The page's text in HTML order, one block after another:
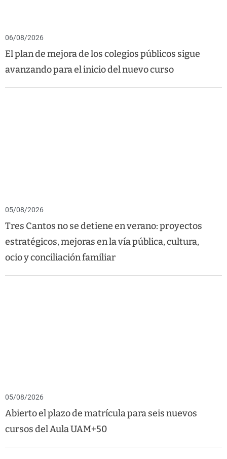
06/08/2026
El plan de mejora de los colegios públicos sigue
avanzando para el inicio del nuevo curso
05/08/2026
Tres Cantos no se detiene en verano: proyectos
estratégicos, mejoras en la vía pública, cultura,
ocio y conciliación familiar
05/08/2026
Abierto el plazo de matrícula para seis nuevos
cursos del Aula UAM+50